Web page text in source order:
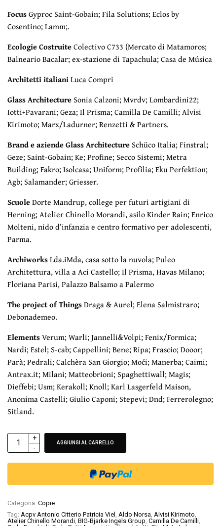
FocusGyproc Saint-Gobain; Fila Solutions; Eclos by
Cosentino; Lamm;.
Ecologie CostruiteColectivo C733 (Mercato di Matamoros;
Balneario Bacalar; ex-stazione di Tapachula; Casa de Música
Architetti italianiLuca Compri
Glass ArchitectureSonia Calzoni; Mvrdv; Lombardini22;
Iotti+Pavarani; Geza; Il Prisma; Camilla De Camilli; Alvisi
Kirimoto; Marx/Ladurner; Renzetti & Partners.
Brand e aziende Glass ArchitectureSchüco Italia; Finstral;
Geze; Saint-Gobain; Ke; Profine; Secco Sistemi; Metra
Building; Fakro; Isolcasa; Uniform; Profilia; Eku Perfektion;
Agb; Salamander; Griesser.
ScuoleDorte Mandrup, college per futuri artigiani di
Herning; Atelier Chinello Morandi, asilo Kinder Rain; Enrico
Molteni, nido d’infanzia e centro formativo per adolescenti,
Parma.
ArchiworksLda.iMda, casa sotto la nuvola; Puleo
Architettura, villa a Aci Castello; Il Prisma, Havas Milano;
Floriana Parisi, Palazzo Balsamo a Palermo
The project of ThingsDraga & Aurel; Elena Salmistraro;
Debonademeo.
ElementsVerum; Warli; Jannelli&Volpi; Fenix/Formica;
Nardi; Estel; S-cab; Cappellini; Bene; Ripa; Frascio; Dooor;
Parà; Pedrali; Calchèra San Giorgio; Moći; Manerba; Caimi;
Antrax.it; Milani; Matteobrioni; Spaghettiwall; Magis;
Dieffebi; Usm; Kerakoll; Knoll; Karl Lasgerfeld Maison,
Anonima Castelli; Giulio Caponi; Stepevi; Dnd; Ferrerolegno;
Sitland.
AGGIUNGI AL CARRELLO
Categoria: Copie
Tag: Acpv Antonio Citterio Patricia Viel Aldo Norsa Alvisi Kirimoto
Atelier Chinello Morandi BIG-Bjarke Ingels Group Camilla De Camilli